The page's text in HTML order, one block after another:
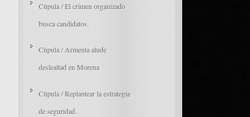
Cúpula / El crimen organizado
busca candidatos.
Cúpula / Armenta alude
deslealtad en Morena
Cúpula / Replantear la estrategia
de seguridad.